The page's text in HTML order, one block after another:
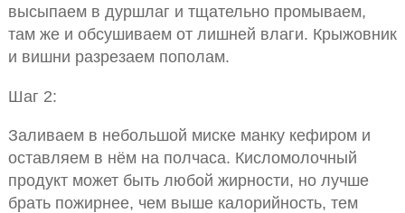
высыпаем в дуршлаг и тщательно промываем,
там же и обсушиваем от лишней влаги. Крыжовник
и вишни разрезаем пополам.
Шаг 2:
Заливаем в небольшой миске манку кефиром и
оставляем в нём на полчаса. Кисломолочный
продукт может быть любой жирности, но лучше
брать пожирнее, чем выше калорийность, тем